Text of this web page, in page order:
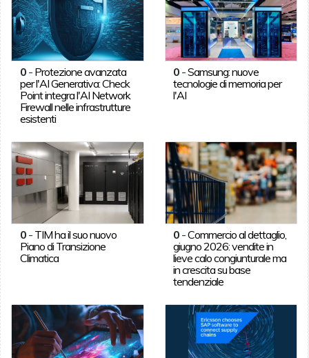
0- Protezione avanzata
per l'AI Generativa: Check
Point integra l'AI Network
Firewall nelle infrastrutture
esistenti
0 -Samsung: nuove
tecnologie di memoria per
l'AI
0- TIM ha il suo nuovo
Piano di Transizione
Climatica
0 -Commercio al dettaglio,
giugno 2026: vendite in
lieve calo congiunturale ma
in crescita su base
tendenziale